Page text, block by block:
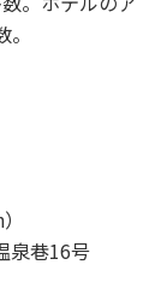
泉巷16号